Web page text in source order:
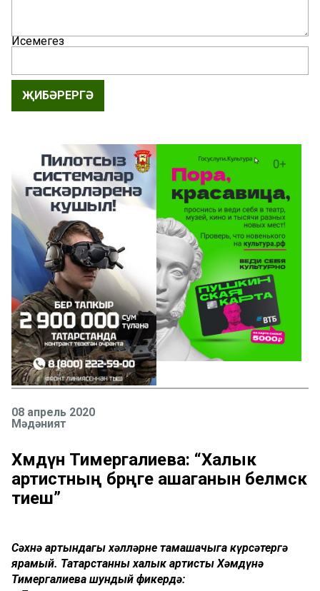
Исемегез
ҖИБӘРЕРГӘ
08 апрель 2020
Мәдәният
Хәмдүнә Тимергалиева: “Халык
артистның бәрәңге ашаганын белмәскә
тиеш”
Сәхнә артындагы хәлләрне тамашачыга күрсәтергә
ярамый. Татарстанның халык артисты Хәмдүнә
Тимергалиева шундый фикердә: